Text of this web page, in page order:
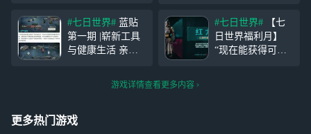
你们这些玩家都得死
保证各位玩得爽
玩，开发组给玩家
们带来超级福利！
1016件个性外观、
#七日世界# 蓝贴
第一期 |崭新工具
与健康生活 亲爱
大家对《七日世
界》开发进展的关
紧锣密鼓地投入更
#七日世界# 【七
日世界福利月】
“现在能获得可以
游戏详情查看更多内容
更多热门游戏